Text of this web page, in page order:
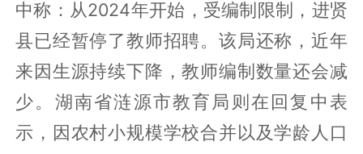
中称：从2024年开始，受编制限制，进贤
县已经暂停了教师招聘。该局还称，近年
来因生源持续下降，教师编制数量还会减
少。湖南省涟源市教育局则在回复中表
示，因农村小规模学校合并以及学龄人口